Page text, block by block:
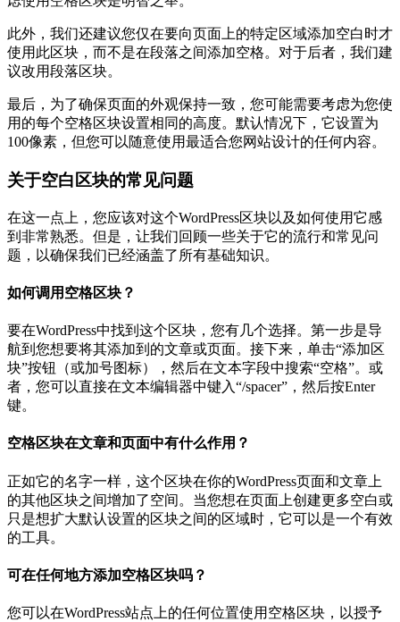
此外，我们还建议您仅在要向页面上的特定区域添加空白时才
使用此区块，而不是在段落之间添加空格。对于后者，我们建
议改用段落区块。
最后，为了确保页面的外观保持一致，您可能需要考虑为您使
用的每个空格区块设置相同的高度。默认情况下，它设置为
100像素，但您可以随意使用最适合您网站设计的任何内容。
关于空白区块的常见问题
在这一点上，您应该对这个WordPress区块以及如何使用它感
到非常熟悉。但是，让我们回顾一些关于它的流行和常见问
题，以确保我们已经涵盖了所有基础知识。
如何调用空格区块？
要在WordPress中找到这个区块，您有几个选择。第一步是导
航到您想要将其添加到的文章或页面。接下来，单击“添加区
块”按钮（或加号图标），然后在文本字段中搜索“空格”。或
者，您可以直接在文本编辑器中键入“/spacer”，然后按Enter
键。
空格区块在文章和页面中有什么作用？
正如它的名字一样，这个区块在你的WordPress页面和文章上
的其他区块之间增加了空间。当您想在页面上创建更多空白或
只是想扩大默认设置的区块之间的区域时，它可以是一个有效
的工具。
可在任何地方添加空格区块吗？
您可以在WordPress站点上的任何位置使用空格区块，以授予